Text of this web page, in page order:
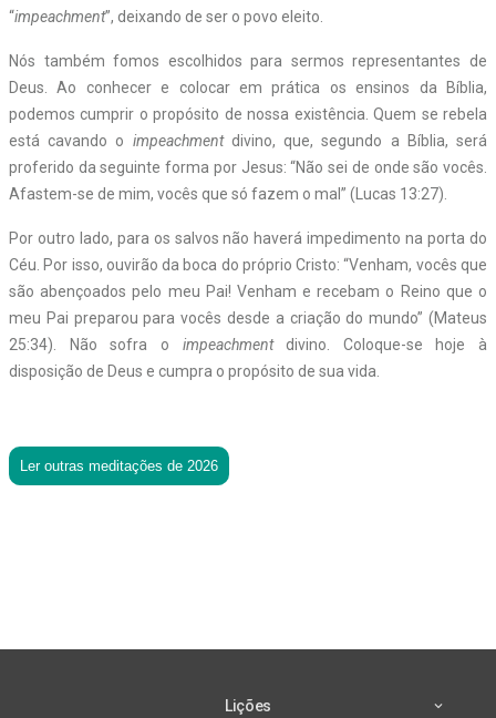
“impeachment”, deixando de ser o povo eleito.
Nós também fomos escolhidos para sermos representantes de
Deus. Ao conhecer e colocar em prática os ensinos da Bíblia,
podemos cumprir o propósito de nossa existência. Quem se rebela
está cavando o impeachment divino, que, segundo a Bíblia, será
proferido da seguinte forma por Jesus: “Não sei de onde são vocês.
Afastem-se de mim, vocês que só fazem o mal” (Lucas 13:27).
Por outro lado, para os salvos não haverá impedimento na porta do
Céu. Por isso, ouvirão da boca do próprio Cristo: “Venham, vocês que
são abençoados pelo meu Pai! Venham e recebam o Reino que o
meu Pai preparou para vocês desde a criação do mundo” (Mateus
25:34). Não sofra o impeachment divino. Coloque-se hoje à
disposição de Deus e cumpra o propósito de sua vida.
Ler outras meditações de 2026
Lições